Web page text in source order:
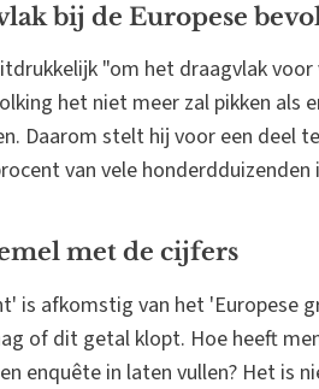
bij de Europese
"om het draagvlak
het niet meer zal pikken als
Daarom stelt hij voor een deel
van vele
met de cijfers
is afkomstig van het 'Europese
of dit getal klopt. Hoe heeft
enquête in laten vullen? Het is